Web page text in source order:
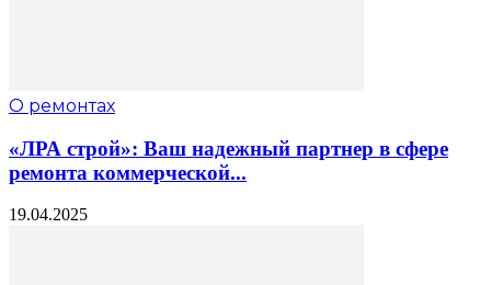
О ремонтах
«ЛРА строй»: Ваш надежный партнер в сфере
ремонта коммерческой...
19.04.2025